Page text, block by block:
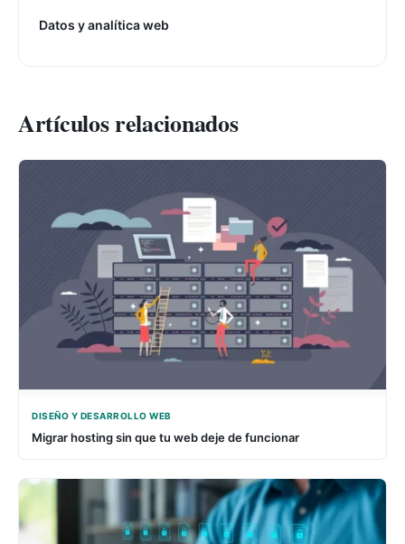
Datos y analítica web
Artículos relacionados
DISEÑO Y DESARROLLO WEB
Migrar hosting sin que tu web deje de funcionar